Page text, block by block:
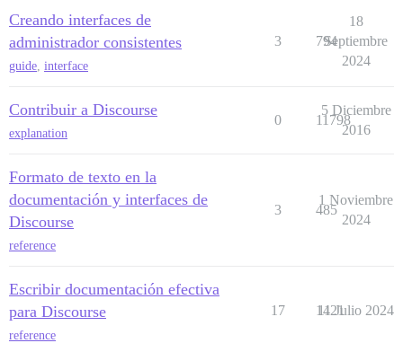
Creando interfaces de
administrador consistentes
guide, interface
3 794
18
Septiembre
2024
Contribuir a Discourse
explanation
0 11798
5 Diciembre
2016
Formato de texto en la
documentación y interfaces de
Discourse
reference
3 485
1 Noviembre
2024
Escribir documentación efectiva
para Discourse
reference
17 1421
11 Julio 2024